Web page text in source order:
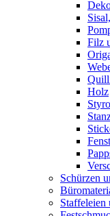
Filz
Holz
Schürzen
Staffeleien